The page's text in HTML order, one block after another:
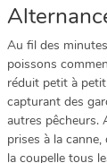
Au fil des
poissons
réduit petit à
capturant des
autres pêcheurs.
prises à la
la coupelle tous